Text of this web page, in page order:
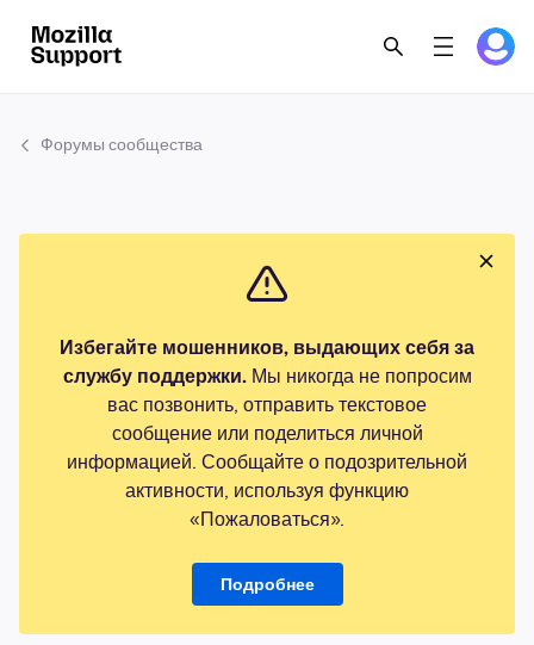
Форумы сообщества
Избегайте мошенников, выдающих себя за
службу поддержки.Мы никогда не попросим
вас позвонить, отправить текстовое
сообщение или поделиться личной
информацией. Сообщайте о подозрительной
активности, используя функцию
«Пожаловаться».
Подробнее